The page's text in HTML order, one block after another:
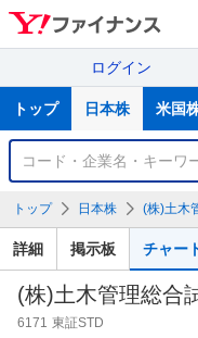
ログイン
サ
トップ 日本株 米国
銘
検
索
トップ 日本株 (株)土木
詳細 掲示板 チャー
(株)土木管理総合
6171 東証STD